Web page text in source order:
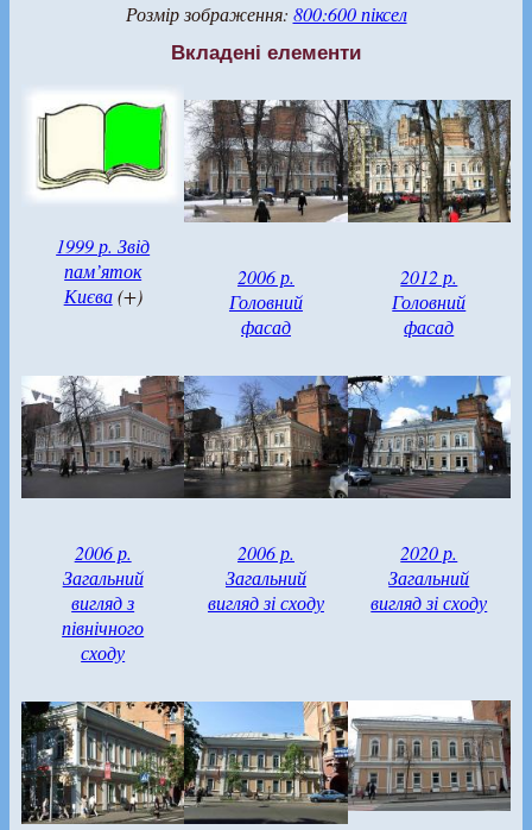
Розмір зображення: 800:600 піксел
Вкладені елементи
1999 р. Звід
пам’яток
Києва(+)
2006 р.
Головний
фасад
2012 р.
Головний
фасад
2006 р.
Загальний
вигляд з
північного
сходу
2006 р.
Загальний
вигляд зі сходу
2020 р.
Загальний
вигляд зі сходу